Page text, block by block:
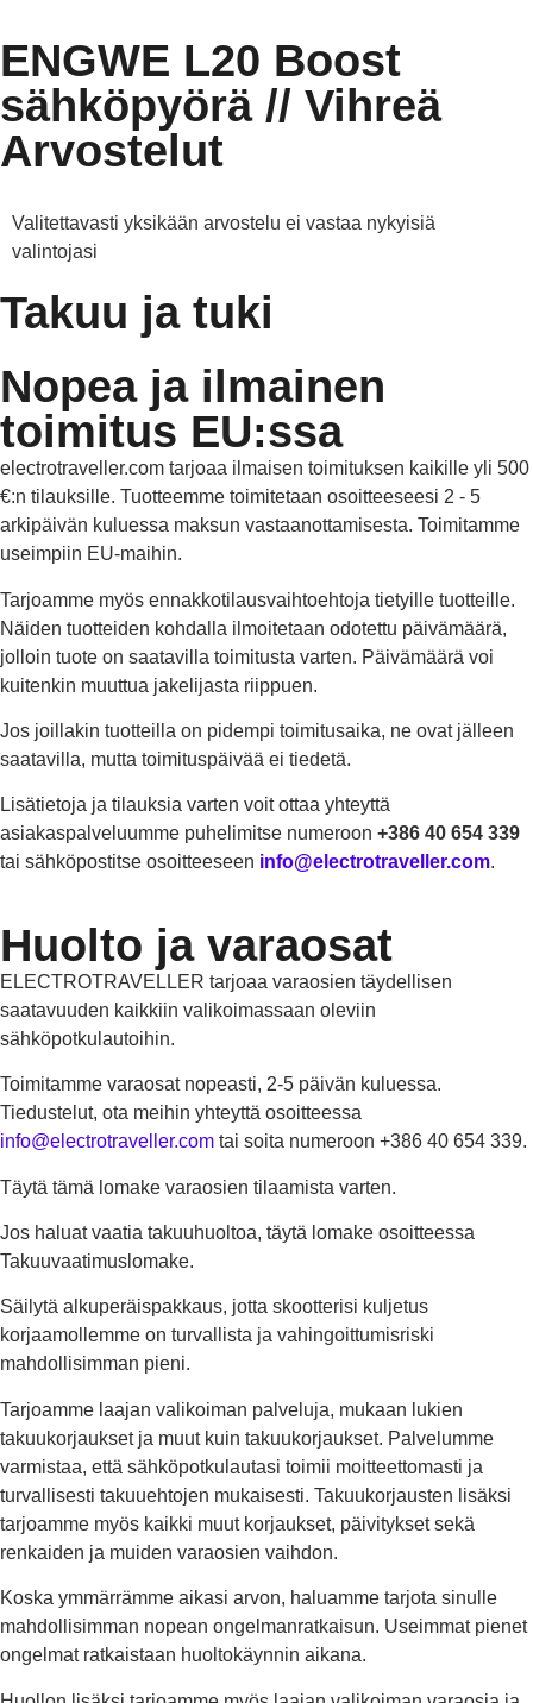
ENGWE L20 Boost
sähköpyörä // Vihreä
Arvostelut
Valitettavasti yksikään arvostelu ei vastaa nykyisiä
valintojasi
Takuu ja tuki
Nopea ja ilmainen
toimitus EU:ssa
electrotraveller.com tarjoaa ilmaisen toimituksen kaikille yli 500
€:n tilauksille. Tuotteemme toimitetaan osoitteeseesi 2 - 5
arkipäivän kuluessa maksun vastaanottamisesta. Toimitamme
useimpiin EU-maihin.
Tarjoamme myös ennakkotilausvaihtoehtoja tietyille tuotteille.
Näiden tuotteiden kohdalla ilmoitetaan odotettu päivämäärä,
jolloin tuote on saatavilla toimitusta varten. Päivämäärä voi
kuitenkin muuttua jakelijasta riippuen.
Jos joillakin tuotteilla on pidempi toimitusaika, ne ovat jälleen
saatavilla, mutta toimituspäivää ei tiedetä.
Lisätietoja ja tilauksia varten voit ottaa yhteyttä
asiakaspalveluumme puhelimitse numeroon +386 40 654 339
tai sähköpostitse osoitteeseen info@electrotraveller.com.
Huolto ja varaosat
ELECTROTRAVELLER tarjoaa varaosien täydellisen
saatavuuden kaikkiin valikoimassaan oleviin
sähköpotkulautoihin.
Toimitamme varaosat nopeasti, 2-5 päivän kuluessa.
Tiedustelut, ota meihin yhteyttä osoitteessa
info@electrotraveller.com tai soita numeroon +386 40 654 339.
Täytä tämä lomake varaosien tilaamista varten.
Jos haluat vaatia takuuhuoltoa, täytä lomake osoitteessa
Takuuvaatimuslomake.
Säilytä alkuperäispakkaus, jotta skootterisi kuljetus
korjaamollemme on turvallista ja vahingoittumisriski
mahdollisimman pieni.
Tarjoamme laajan valikoiman palveluja, mukaan lukien
takuukorjaukset ja muut kuin takuukorjaukset. Palvelumme
varmistaa, että sähköpotkulautasi toimii moitteettomasti ja
turvallisesti takuuehtojen mukaisesti. Takuukorjausten lisäksi
tarjoamme myös kaikki muut korjaukset, päivitykset sekä
renkaiden ja muiden varaosien vaihdon.
Koska ymmärrämme aikasi arvon, haluamme tarjota sinulle
mahdollisimman nopean ongelmanratkaisun. Useimmat pienet
ongelmat ratkaistaan huoltokäynnin aikana.